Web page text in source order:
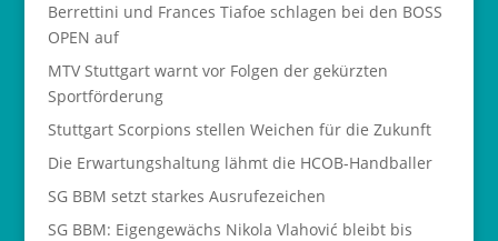
Berrettini und Frances Tiafoe schlagen bei den BOSS
OPEN auf
MTV Stuttgart warnt vor Folgen der gekürzten
Sportförderung
Stuttgart Scorpions stellen Weichen für die Zukunft
Die Erwartungshaltung lähmt die HCOB-Handballer
SG BBM setzt starkes Ausrufezeichen
SG BBM: Eigengewächs Nikola Vlahović bleibt bis